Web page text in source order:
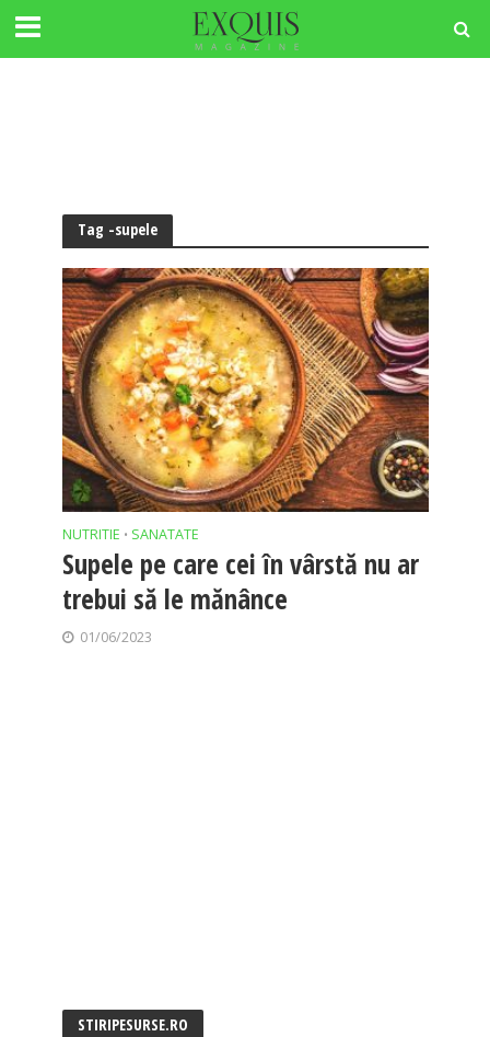
Tag -supele
NUTRITIE • SANATATE
Supele pe care cei în vârstă nu ar
trebui să le mănânce
01/06/2023
STIRIPESURSE.RO